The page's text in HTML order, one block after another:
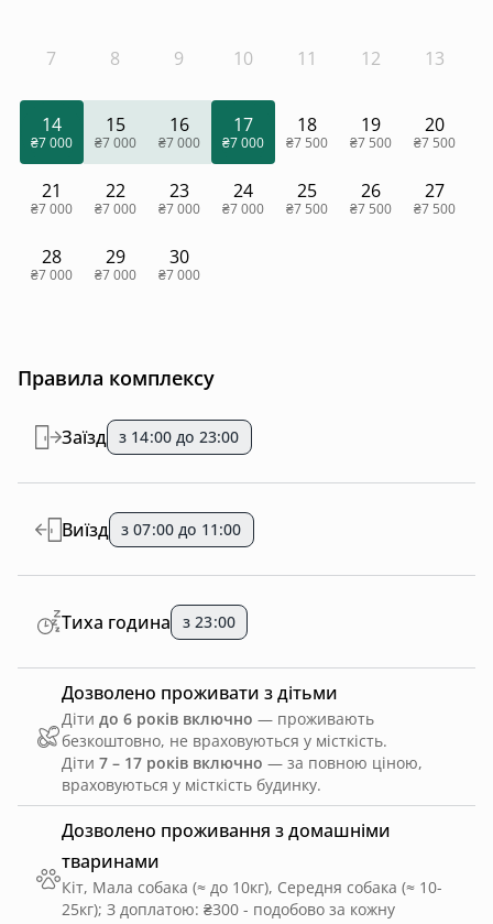
7 8 9 10 11 12 13
14
₴7 000
15
₴7 000
16
₴7 000
17
₴7 000
18
₴7 500
19
₴7 500
20
₴7 500
21
₴7 000
22
₴7 000
23
₴7 000
24
₴7 000
25
₴7 500
26
₴7 500
27
₴7 500
28
₴7 000
29
₴7 000
30
₴7 000
Правила комплексу
Дозволено проживання з домашніми
тваринами
Кіт, Мала собака (≈ до 10кг), Середня собака (≈ 10-
25кг); З доплатою: ₴300 - подобово за кожну
Заїзд з 14:00 до 23:00
Виїзд з 07:00 до 11:00
Дозволено проживати з дітьми
Діти до 6 років включно — проживають
безкоштовно, не враховуються у місткість.
Діти 7 – 17 років включно — за повною ціною,
враховуються у місткість будинку.
Тиха година з 23:00